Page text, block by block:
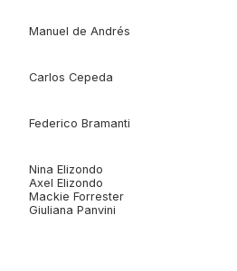
Manuel de Andrés
Carlos Cepeda
Federico Bramanti
Nina Elizondo
Axel Elizondo
Mackie Forrester
Giuliana Panvini